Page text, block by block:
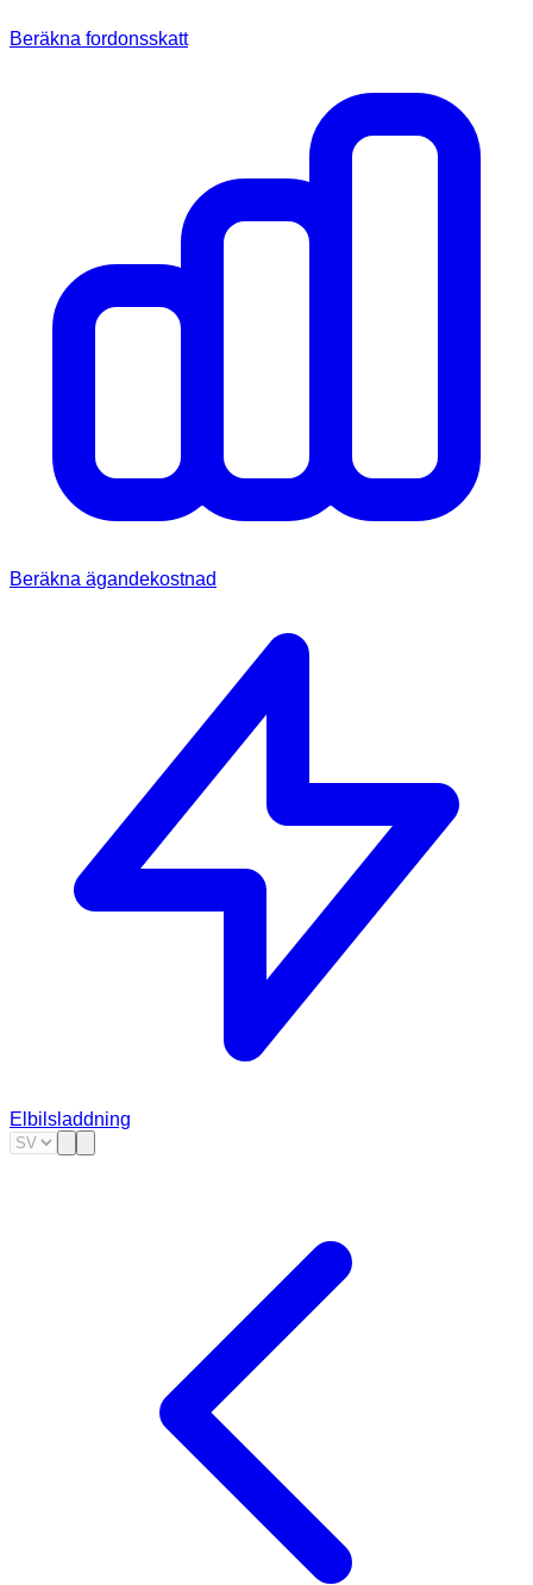
Beräkna fordonsskatt
Beräkna ägandekostnad
Elbilsladdning